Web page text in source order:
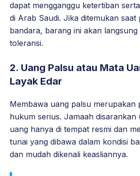
dapat mengganggu ketertiban
di Arab Saudi. Jika ditemukan saat
bandara, barang ini akan langsung
toleransi.
2. Uang Palsu atau Mata
Layak Edar
Membawa uang palsu merupakan
hukum serius. Jamaah
uang hanya di tempat resmi dan
tunai yang dibawa dalam kondisi
dan mudah dikenali keasliannya.